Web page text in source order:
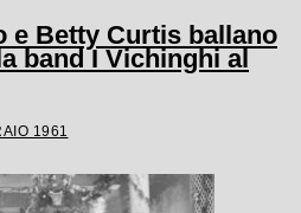
e Betty Curtis ballano
band I Vichinghi al
1961